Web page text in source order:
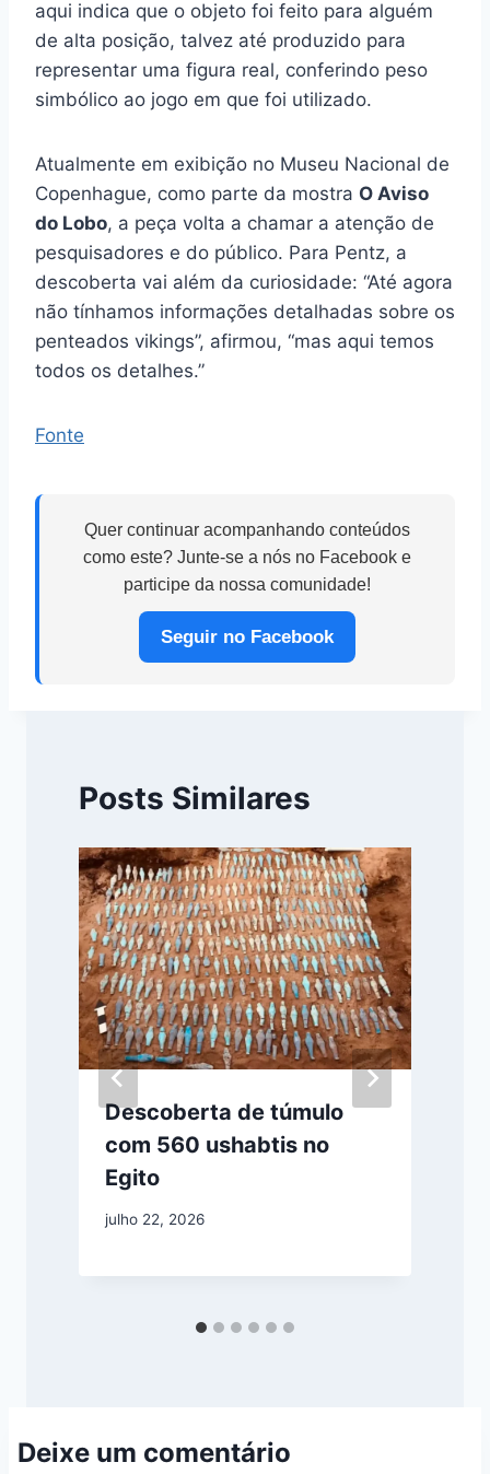
aqui indica que o objeto foi feito para alguém
de alta posição, talvez até produzido para
representar uma figura real, conferindo peso
simbólico ao jogo em que foi utilizado.
Atualmente em exibição no Museu Nacional de
Copenhague, como parte da mostra O Aviso
do Lobo, a peça volta a chamar a atenção de
pesquisadores e do público. Para Pentz, a
descoberta vai além da curiosidade: “Até agora
não tínhamos informações detalhadas sobre os
penteados vikings”, afirmou, “mas aqui temos
todos os detalhes.”
Fonte
Quer continuar acompanhando conteúdos
como este? Junte-se a nós no Facebook e
participe da nossa comunidade!
Seguir no Facebook
Posts Similares
Descoberta de túmulo
com 560 ushabtis no
Egito
julho 22, 2026
Deixe um comentário